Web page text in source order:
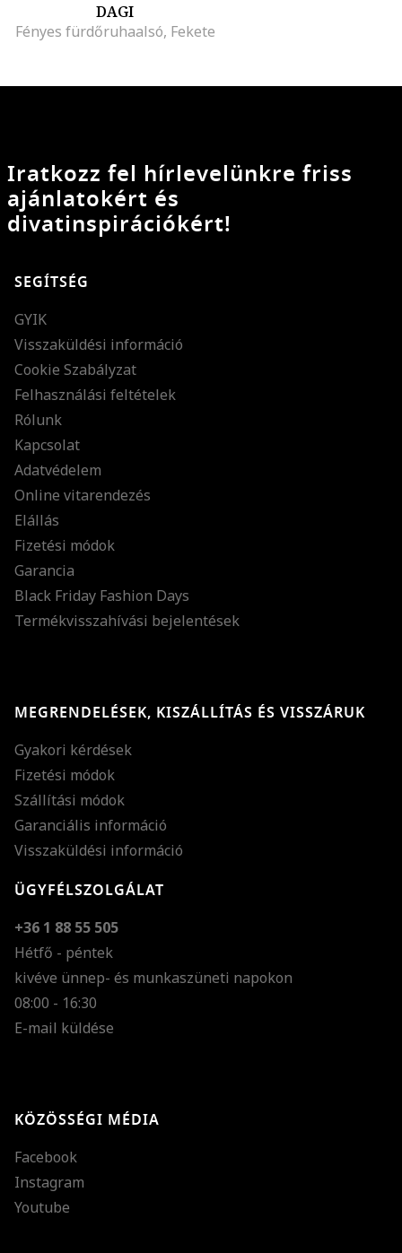
DAGI
Fényes fürdőruhaalsó, Fekete
Iratkozz fel hírlevelünkre friss
ajánlatokért és
divatinspirációkért!
SEGÍTSÉG
GYIK
Visszaküldési információ
Cookie Szabályzat
Felhasználási feltételek
Rólunk
Kapcsolat
Adatvédelem
Online vitarendezés
Elállás
Fizetési módok
Garancia
Black Friday Fashion Days
Termékvisszahívási bejelentések
MEGRENDELÉSEK, KISZÁLLÍTÁS ÉS VISSZÁRUK
Gyakori kérdések
Fizetési módok
Szállítási módok
Garanciális információ
Visszaküldési információ
ÜGYFÉLSZOLGÁLAT
+36 1 88 55 505
Hétfő - péntek
kivéve ünnep- és munkaszüneti napokon
08:00 - 16:30
E-mail küldése
KÖZÖSSÉGI MÉDIA
Facebook
Instagram
Youtube